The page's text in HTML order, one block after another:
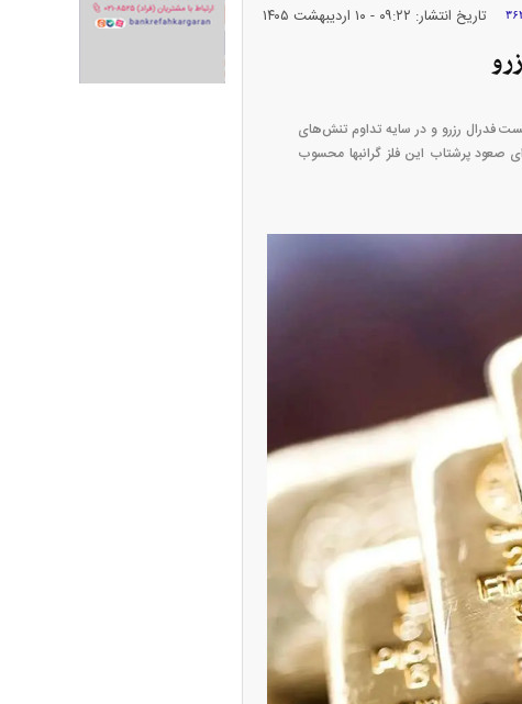
تاریخ انتشار: ۰۹:۲۲ - ۱۰ ارديبهشت ۱۴۰۵
فدرال رزرو و در سایه تداوم تنش‌های
صعود پرشتاب این فلز گرانبها محسوب
پیش‌بینی بورس امروز دوشنبه ۱۲ مرداد ماه
۱۴۰۵